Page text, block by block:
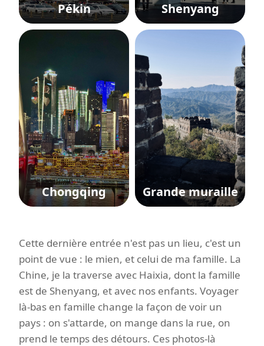
Pékin Shenyang
Chongqing Grande muraille
Cette dernière entrée n'est pas un lieu, c'est un
point de vue : le mien, et celui de ma famille. La
Chine, je la traverse avec Haixia, dont la famille
est de Shenyang, et avec nos enfants. Voyager
là-bas en famille change la façon de voir un
pays : on s'attarde, on mange dans la rue, on
prend le temps des détours. Ces photos-là